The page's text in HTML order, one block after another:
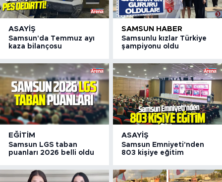
ASAYIŞ
Samsun'da Temmuz ayı
kaza bilançosu
SAMSUN HABER
Samsunlu kızlar Türkiye
şampiyonu oldu
EĞITIM
Samsun LGS taban
puanları 2026 belli oldu
ASAYIŞ
Samsun Emniyeti'nden
803 kişiye eğitim